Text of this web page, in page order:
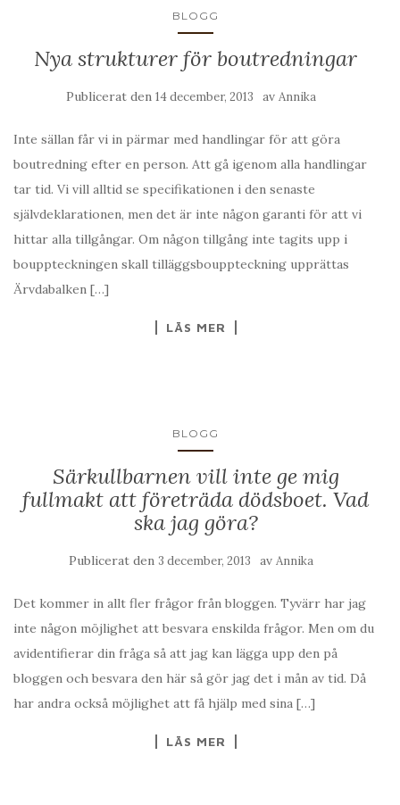
BLOGG
Nya strukturer för boutredningar
Publicerat den 14 december, 2013 av Annika
Inte sällan får vi in pärmar med handlingar för att göra
boutredning efter en person. Att gå igenom alla handlingar
tar tid. Vi vill alltid se specifikationen i den senaste
självdeklarationen, men det är inte någon garanti för att vi
hittar alla tillgångar. Om någon tillgång inte tagits upp i
bouppteckningen skall tilläggsbouppteckning upprättas
Ärvdabalken […]
LÄS MER
BLOGG
Särkullbarnen vill inte ge mig
fullmakt att företräda dödsboet. Vad
ska jag göra?
Publicerat den 3 december, 2013 av Annika
Det kommer in allt fler frågor från bloggen. Tyvärr har jag
inte någon möjlighet att besvara enskilda frågor. Men om du
avidentifierar din fråga så att jag kan lägga upp den på
bloggen och besvara den här så gör jag det i mån av tid. Då
har andra också möjlighet att få hjälp med sina […]
LÄS MER